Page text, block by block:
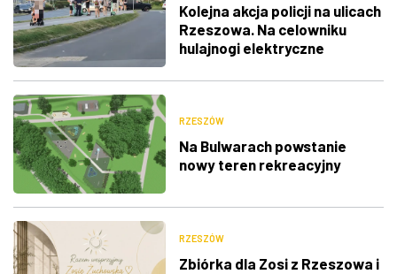
Kolejna akcja policji na ulicach
Rzeszowa. Na celowniku
hulajnogi elektryczne
RZESZÓW
Na Bulwarach powstanie
nowy teren rekreacyjny
RZESZÓW
Zbiórka dla Zosi z Rzeszowa i